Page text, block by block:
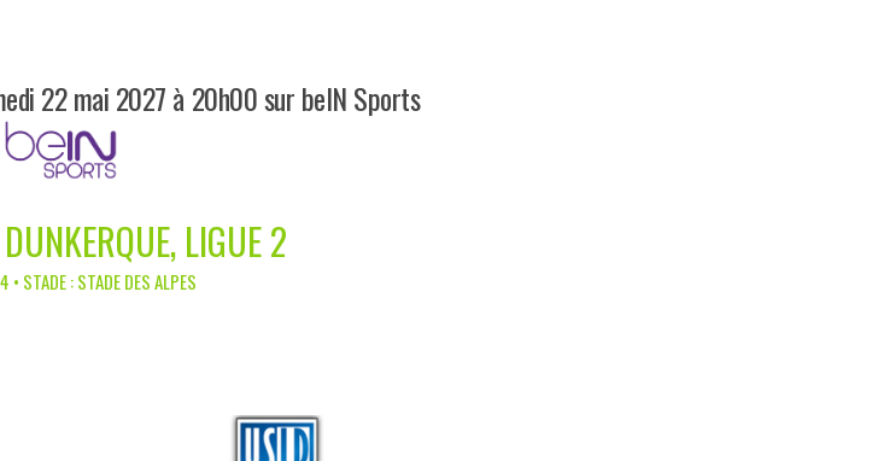
22 mai 2027 à 20h00 sur beIN Sports
LIGUE 2
• STADE : STADE DES ALPES